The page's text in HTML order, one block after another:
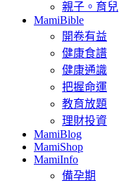
親子。育兒
MamiBible
開卷有益
健康食譜
健康通識
把握命運
教育放題
理財投資
MamiBlog
MamiShop
MamiInfo
備孕期